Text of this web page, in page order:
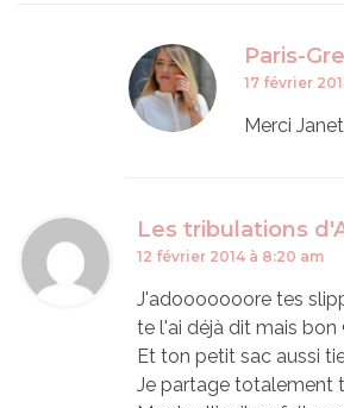
Paris-
17 février
Merci
Les tribulations
12 février 2014 à 8:20 am
J'adooooooore tes
te l'ai déjà dit mais bon
Et ton petit sac aussi
Je partage totalement